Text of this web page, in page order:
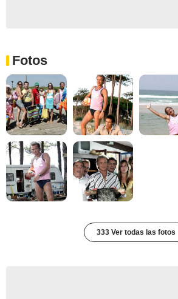
Fotos
333 Ver todas las fotos